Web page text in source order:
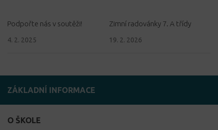
Podpořte nás v soutěži!
4. 2. 2025
Zimní radovánky 7. A třídy
19. 2. 2026
ZÁKLADNÍ INFORMACE
O ŠKOLE